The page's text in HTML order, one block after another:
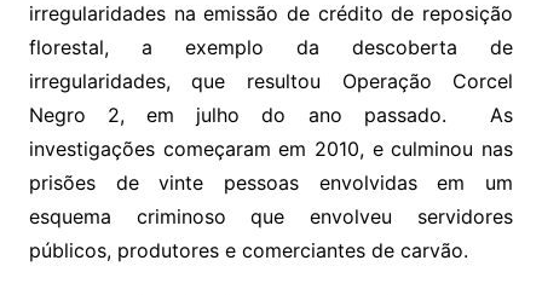
irregularidades na emissão de crédito de reposição
florestal, a exemplo da descoberta de
irregularidades, que resultou Operação Corcel
Negro 2, em julho do ano passado. As
investigações começaram em 2010, e culminou nas
prisões de vinte pessoas envolvidas em um
esquema criminoso que envolveu servidores
públicos, produtores e comerciantes de carvão.